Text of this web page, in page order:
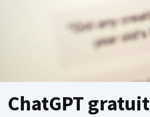
ChatGPT